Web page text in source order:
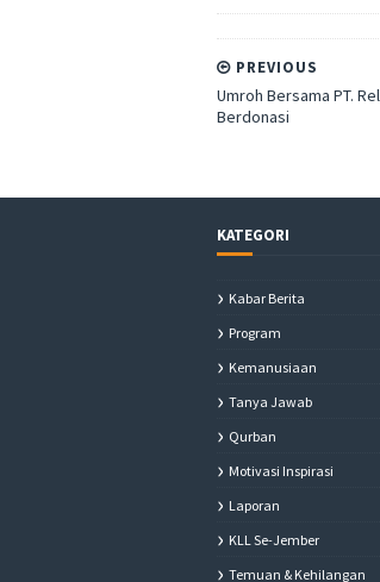
PREVIOUS
Umroh Bersama PT.
Berdonasi
KATEGORI
Kabar Berita
Program
Kemanusiaan
Tanya Jawab
Qurban
Motivasi Inspirasi
Laporan
KLL Se-Jember
Temuan & Kehilangan